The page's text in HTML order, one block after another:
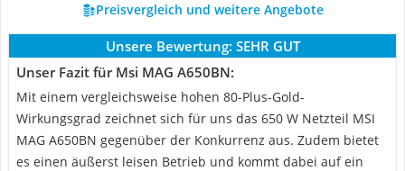
Preisvergleich und weitere Angebote
Unsere Bewertung: SEHR GUT
Unser Fazit für Msi MAG A650BN:
Mit einem vergleichsweise hohen 80-Plus-Gold-
Wirkungsgrad zeichnet sich für uns das 650 W Netzteil MSI
MAG A650BN gegenüber der Konkurrenz aus. Zudem bietet
es einen äußerst leisen Betrieb und kommt dabei auf ein